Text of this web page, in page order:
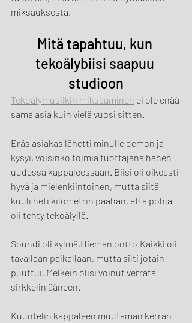
miksauksesta.
Mitä tapahtuu, kun
tekoälybiisi saapuu
studioon
Tekoälymusiikin miksaaminen ei ole enää
sama asia kuin vielä vuosi sitten.
Eräs asiakas lähetti minulle demon ja
kysyi, voisinko toimia tuottajana hänen
uudessa kappaleessaan. Biisi oli oikeasti
hyvä ja mielenkiintoinen, mutta siitä
kuuli heti kilometrin päähän, että pohja
oli tehty tekoälyllä.
Soundi oli kylmä.Hieman ontto.Kaikki oli
tavallaan paikallaan, mutta silti jotain
puuttui. Melkein olisi voinut verrata
sirkkelin ääneen.
Kuuntelin kappaleen muutaman kerran